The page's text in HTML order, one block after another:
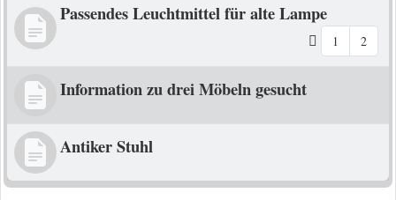
Passendes Leuchtmittel für alte Lampe
1 2
Information zu drei Möbeln gesucht
Antiker Stuhl